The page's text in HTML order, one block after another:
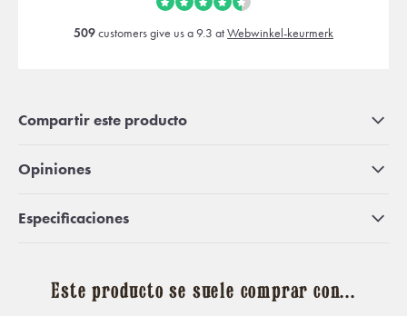
509customers give us a 9.3 atWebwinkel-keurmerk
Compartir este producto
Opiniones
Especificaciones
Este producto se suele comprar con...